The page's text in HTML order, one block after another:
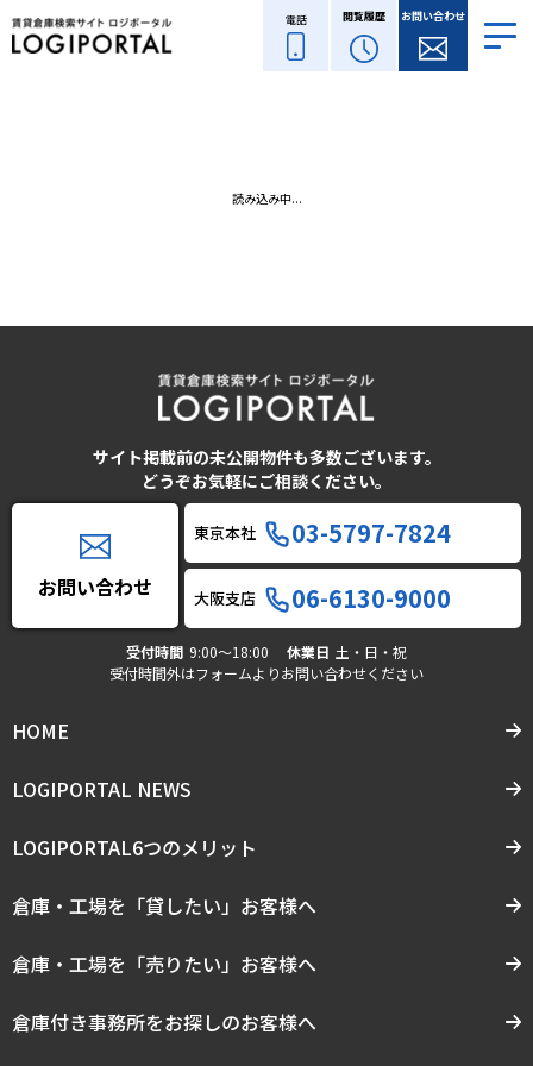
電話 閲覧履歴 お問い合わせ
読み込み中...
サイト掲載前の未公開物件も多数ございます。
どうぞお気軽にご相談ください。
お問い合わせ
東京本社 03-5797-7824
大阪支店 06-6130-9000
受付時間 9:00〜18:00 休業日 土・日・祝
受付時間外はフォームよりお問い合わせください
HOME
LOGIPORTAL NEWS
LOGIPORTAL6つのメリット
倉庫・工場を「貸したい」お客様へ
倉庫・工場を「売りたい」お客様へ
倉庫付き事務所をお探しのお客様へ